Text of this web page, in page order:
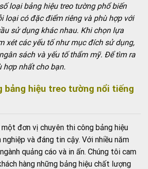
loại bảng hiệu treo tường phổ biến
loại có đặc điểm riêng và phù hợp với
sử dụng khác nhau. Khi chọn lựa
xét các yếu tố như mục đích sử dụng,
sách và yếu tố thẩm mỹ. Để tìm ra
hợp nhất cho bạn.
bảng hiệu treo tường nổi tiếng
một đơn vị chuyên thi công bảng hiệu
và đáng tin cậy. Với nhiều năm
quảng cáo và in ấn. Chúng tôi cam
hàng những bảng hiệu chất lượng